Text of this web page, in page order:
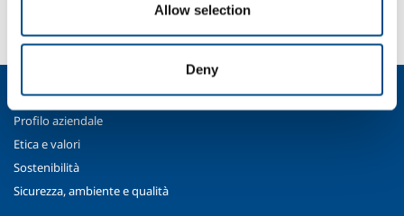
Allow selection
Deny
Chi siamo
Profilo aziendale
Etica e valori
Sostenibilità
Sicurezza, ambiente e qualità